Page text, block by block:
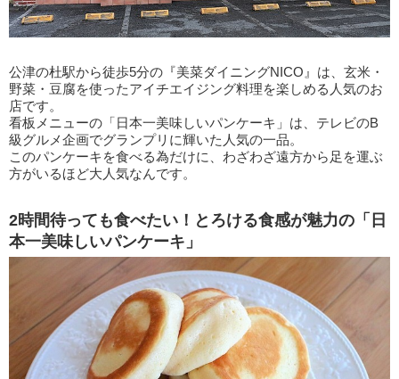
公津の杜駅から徒歩5分の『美菜ダイニングNICO』は、玄米・
野菜・豆腐を使ったアイチエイジング料理を楽しめる人気のお
店です。
看板メニューの「日本一美味しいパンケーキ」は、テレビのB
級グルメ企画でグランプリに輝いた人気の一品。
このパンケーキを食べる為だけに、わざわざ遠方から足を運ぶ
方がいるほど大人気なんです。
2時間待っても食べたい！とろける食感が魅力の「日
本一美味しいパンケーキ」